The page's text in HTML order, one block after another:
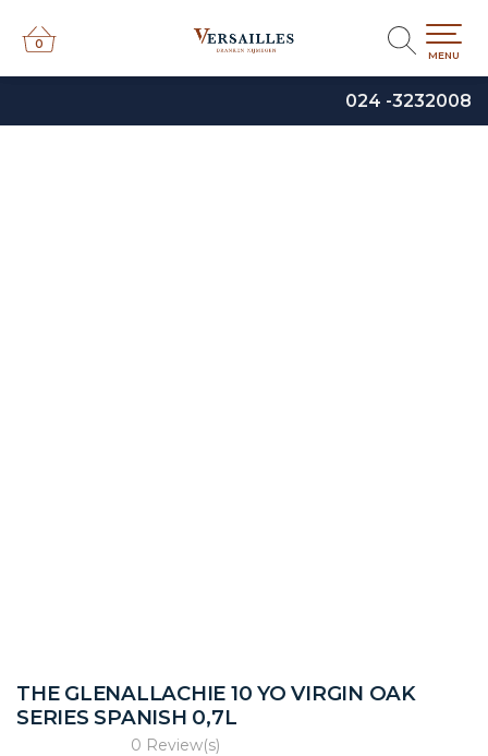
024 -3232008
0
0
MENU
THE GLENALLACHIE 10 YO VIRGIN OAK
SERIES SPANISH 0,7L
0 Review(s)